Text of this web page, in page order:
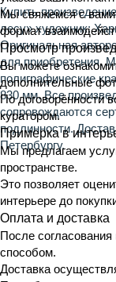
Купить
лесу»художник:
Оригинальная
для приобретения.
полиграфические
830 мм.Все
сопровождаются
подлинности.
Петербургу.
Мы свяжемся с
формат
Просмотр
Вы можете
дополнительные
По договорённости
куратором.
Примерка в
Мы предлагаем
пространстве.
Это позволяет
интерьере до
Оплата и доставка
После
способом.
Доставка